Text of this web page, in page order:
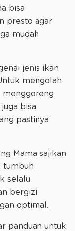
bisa
presto agar
mudah
jenis ikan
mengolah
menggoreng
bisa
pastinya
Mama sajikan
tumbuh
selalu
bergizi
optimal.
panduan untuk